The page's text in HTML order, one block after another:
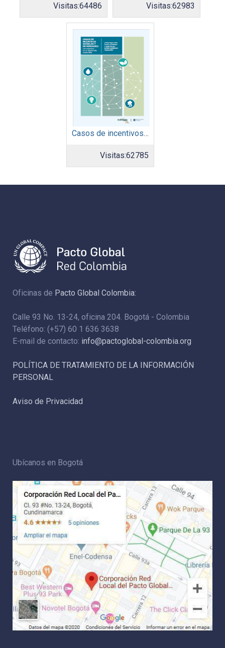
Visitas:64486 Visitas:62983
Casos de incentivos sociales y de mercadeo
Visitas:62785
Oficinas de Pacto Global Colombia:
Calle 93 No. 13-24, oficina 204. Bogotá - Colombia
Teléfono: (+57) 60 1 636 3638
E-mail de contacto: info@pactoglobal-colombia.org
POLÍTICA DE TRATAMIENTO DE LA INFORMACIÓN
PERSONAL
Aviso de Privacidad
Ubícanos en Bogotá